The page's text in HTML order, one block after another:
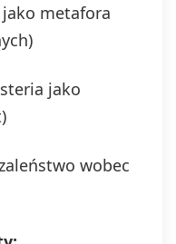
jako metafora
jako
wobec